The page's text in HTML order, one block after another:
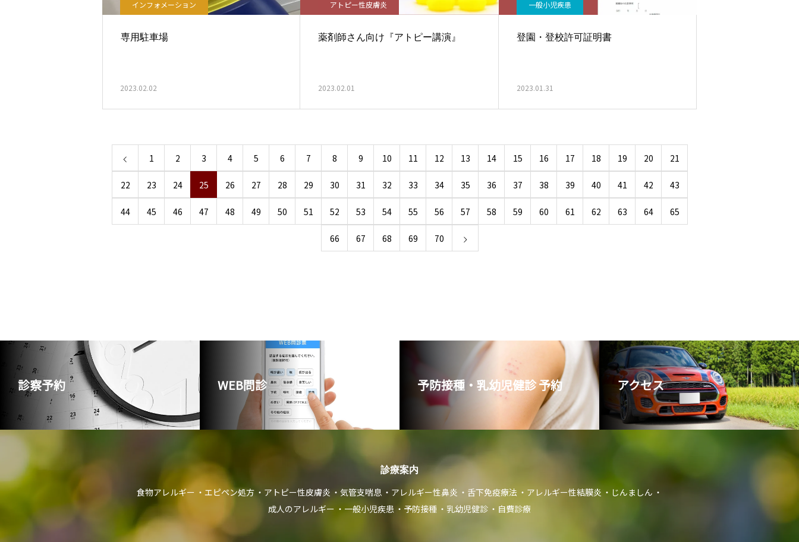
インフォメーション
専用駐車場
2023.02.02
アトピー性皮膚炎
薬剤師さん向け『アトピー講演』
2023.02.01
一般小児疾患
登園・登校許可証明書
2023.01.31
1 2 3 4 5 6 7 8 9 10 11 12 13 14 15 16 17 18 19 20 21
22 23 24 25 26 27 28 29 30 31 32 33 34 35 36 37 38 39 40 41 42 43
44 45 46 47 48 49 50 51 52 53 54 55 56 57 58 59 60 61 62 63 64 65
66 67 68 69 70
診察予約 WEB問診 予防接種・乳幼児健診 予約 アクセス
診療案内
食物アレルギー エピペン処方 アトピー性皮膚炎 気管支喘息 アレルギー性鼻炎 舌下免疫療法 アレルギー性結膜炎
じんましん
成人のアレルギー
一般小児疾患 予防接種 乳幼児健診 自費診療